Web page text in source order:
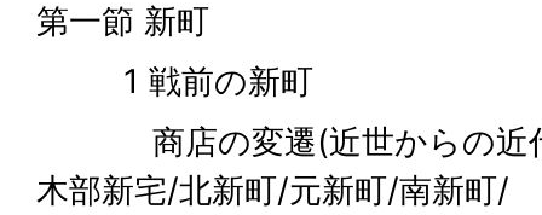
第一節 新町
1 戦前の新町
商店の変遷(近世からの近代
木部新宅/北新町/元新町/南新町/